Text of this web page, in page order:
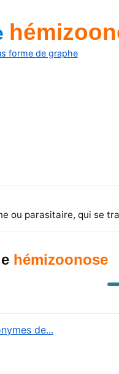
forme de graphe
ou parasitaire, qui se
hémizoonose
de...